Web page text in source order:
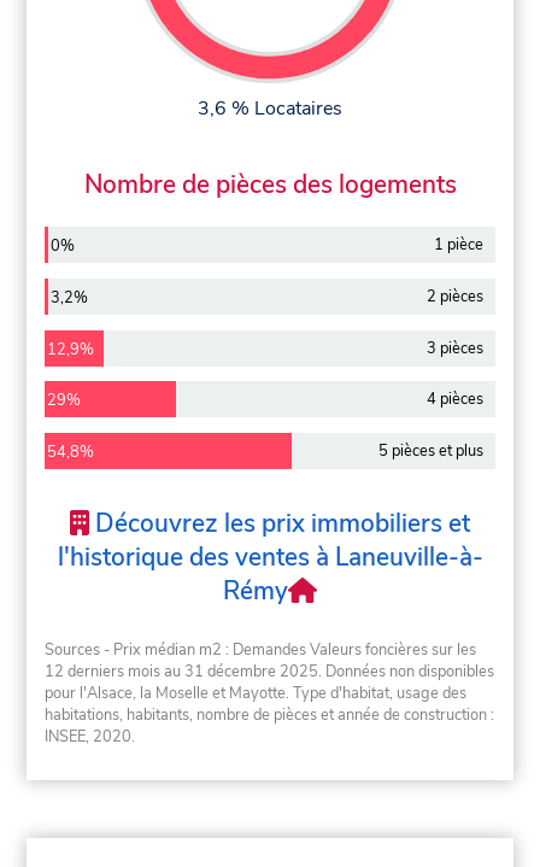
3,6 % Locataires
Nombre de pièces des logements
0% 1 pièce
3,2% 2 pièces
12,9% 3 pièces
29% 4 pièces
54,8% 5 pièces et plus
Découvrez les prix immobiliers et
l'historique des ventes à Laneuville-à-
Rémy
Sources - Prix médian m2 : Demandes Valeurs foncières sur les
12 derniers mois au 31 décembre 2025. Données non disponibles
pour l'Alsace, la Moselle et Mayotte. Type d'habitat, usage des
habitations, habitants, nombre de pièces et année de construction :
INSEE, 2020.